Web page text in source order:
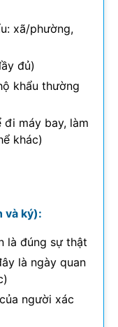
xã/phường,
đủ)
khẩu thường
đi máy bay, làm
khác)
và ký):
là đúng sự thật
là ngày quan
người xác